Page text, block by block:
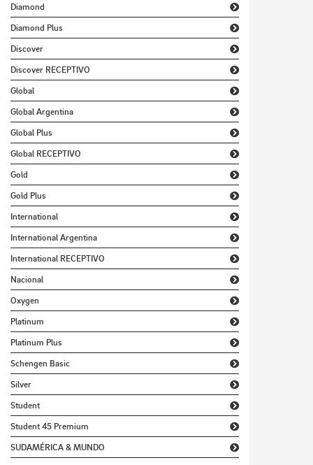
Diamond
Diamond Plus
Discover
Discover RECEPTIVO
Global
Global Argentina
Global Plus
Global RECEPTIVO
Gold
Gold Plus
International
International Argentina
International RECEPTIVO
Nacional
Oxygen
Platinum
Platinum Plus
Schengen Basic
Silver
Student
Student 45 Premium
SUDAMÉRICA & MUNDO